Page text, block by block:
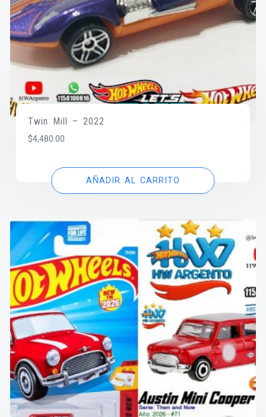
Twin Mill – 2022
$4,480.00
AÑADIR AL CARRITO